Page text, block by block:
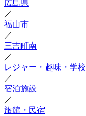
広島県
／
福山市
／
三吉町南
／
レジャー・趣味・学校
／
宿泊施設
／
旅館・民宿